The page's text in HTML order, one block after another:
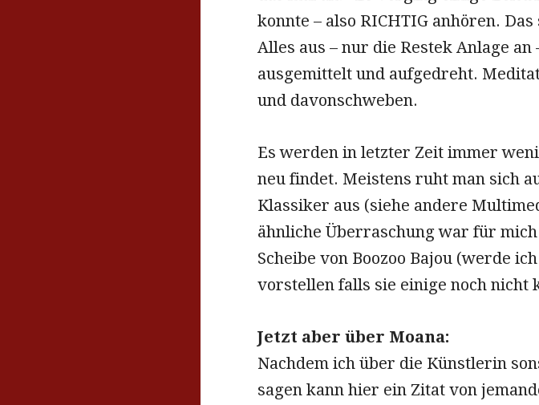
konnte – also RICHTIG anhören.
Alles aus – nur die Restek Anlage an
ausgemittelt und aufgedreht.
und davonschweben.
Es werden in letzter Zeit immer
neu findet. Meistens ruht man sich
Klassiker aus (siehe andere
ähnliche Überraschung war für
Scheibe von Boozoo Bajou (werde
vorstellen falls sie einige noch nicht
Jetzt aber über Moana:
Nachdem ich über die Künstlerin
sagen kann hier ein Zitat von